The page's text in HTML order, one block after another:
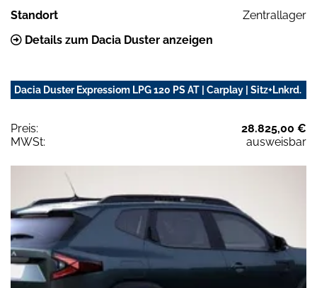
Standort
Zentrallager
Details zum Dacia Duster anzeigen
Dacia Duster Expressiom LPG 120 PS AT | Carplay | Sitz+Lnkrd.
Preis:
28.825,00 €
MWSt:
ausweisbar